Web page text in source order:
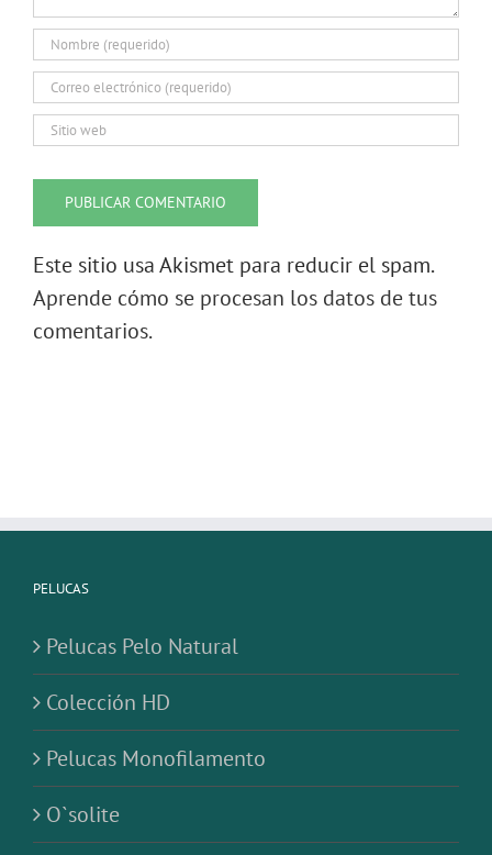
Este sitio usa Akismet para reducir el spam.
Aprende cómo se procesan los datos de tus
comentarios.
PELUCAS
Pelucas Pelo Natural
Colección HD
Pelucas Monofilamento
O`solite